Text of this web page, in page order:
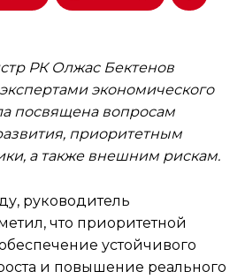
РК Олжас Бектенов
экономического
посвящена вопросам
приоритетным
а также внешним рискам.
руководитель
что приоритетной
устойчивого
и повышение реального